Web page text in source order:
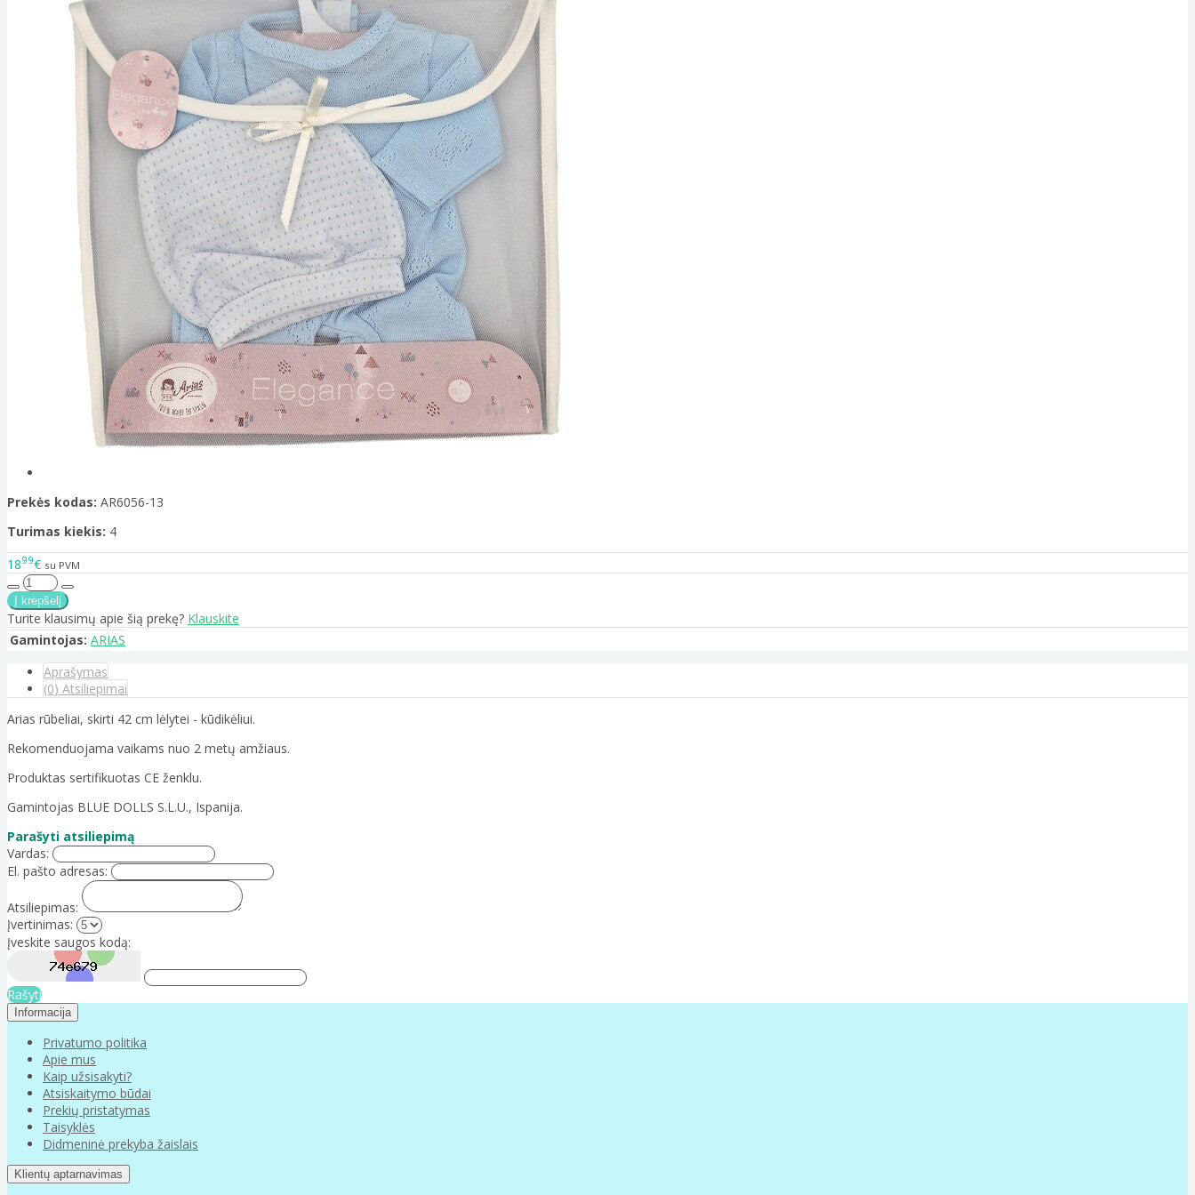
Prekės kodas: AR6056-13
Turimas kiekis: 4
1899€ su PVM
Turite klausimų apie šią prekę? Klauskite
Gamintojas: ARIAS
Aprašymas
(0) Atsiliepimai
Arias rūbeliai, skirti 42 cm lėlytei - kūdikėliui.
Rekomenduojama vaikams nuo 2 metų amžiaus.
Produktas sertifikuotas CE ženklu.
Gamintojas BLUE DOLLS S.L.U., Ispanija.
Parašyti atsiliepimą
Vardas:
El. pašto adresas:
Atsiliepimas:
Įvertinimas:
Įveskite saugos kodą:
Rašyti
Informacija
Privatumo politika
Apie mus
Kaip užsisakyti?
Atsiskaitymo būdai
Prekių pristatymas
Taisyklės
Didmeninė prekyba žaislais
Klientų aptarnavimas